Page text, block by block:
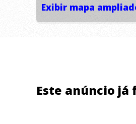
Exibir mapa
Este anúncio já